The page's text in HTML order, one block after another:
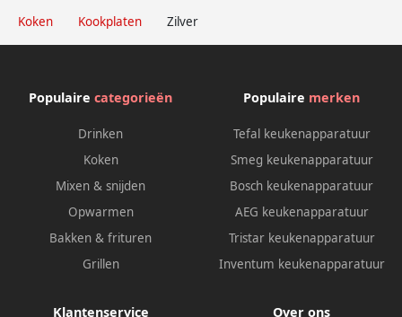
Koken Kookplaten Zilver
Populaire categorieën
Drinken
Koken
Mixen & snijden
Opwarmen
Bakken & frituren
Grillen
Populaire merken
Tefal keukenapparatuur
Smeg keukenapparatuur
Bosch keukenapparatuur
AEG keukenapparatuur
Tristar keukenapparatuur
Inventum keukenapparatuur
Klantenservice Over ons